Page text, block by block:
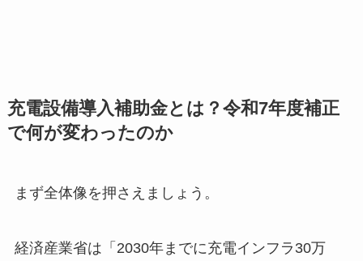
充電設備導入補助金とは？令和7年度補正
で何が変わったのか
まず全体像を押さえましょう。
経済産業省は「2030年までに充電インフラ30万